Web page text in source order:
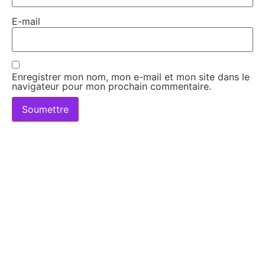
E-mail
Enregistrer mon nom, mon e-mail et mon site dans le
navigateur pour mon prochain commentaire.